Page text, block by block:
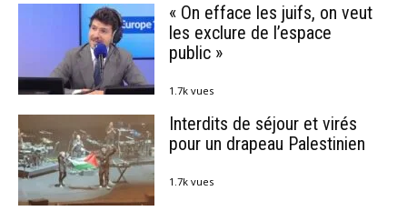
« On efface les juifs, on veut
les exclure de l’espace
public »
1.7k vues
Interdits de séjour et virés
pour un drapeau Palestinien
1.7k vues